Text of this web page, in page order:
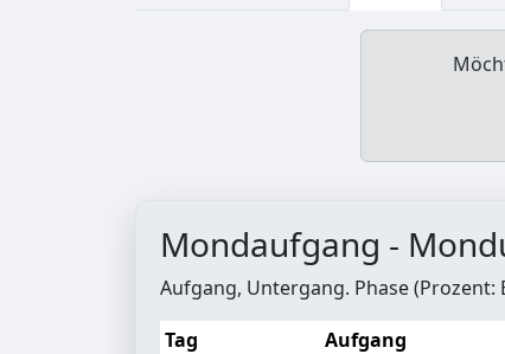
Mondaufgang -
Aufgang, Untergang. Phase (Prozent:
Tag
Aufgang